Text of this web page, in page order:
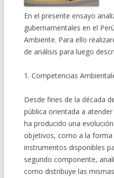
En el presente ensayo
gubernamentales en el
Ambiente. Para ello
de análisis para luego
1. Competencias
Desde fines de la década
pública orientada a
ha producido una
objetivos, como a la forma
instrumentos disponibles
segundo componente,
como distribuye las